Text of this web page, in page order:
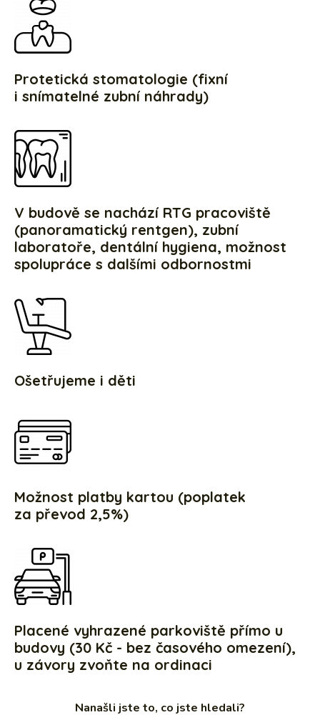
Protetická stomatologie (fixní
i snímatelné zubní náhrady)
V budově se nachází RTG pracoviště
(panoramatický rentgen), zubní
laboratoře, dentální hygiena, možnost
spolupráce s dalšími odbornostmi
Ošetřujeme i děti
Možnost platby kartou (poplatek
za převod 2,5%)
Placené vyhrazené parkoviště přímo u
budovy (30 Kč - bez časového omezení),
u závory zvoňte na ordinaci
Nanašli jste to, co jste hledali?